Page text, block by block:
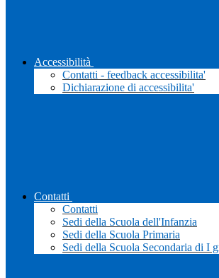
Accessibilità
Contatti - feedback accessibilita'
Dichiarazione di accessibilita'
Contatti
Contatti
Sedi della Scuola dell'Infanzia
Sedi della Scuola Primaria
Sedi della Scuola Secondaria di I